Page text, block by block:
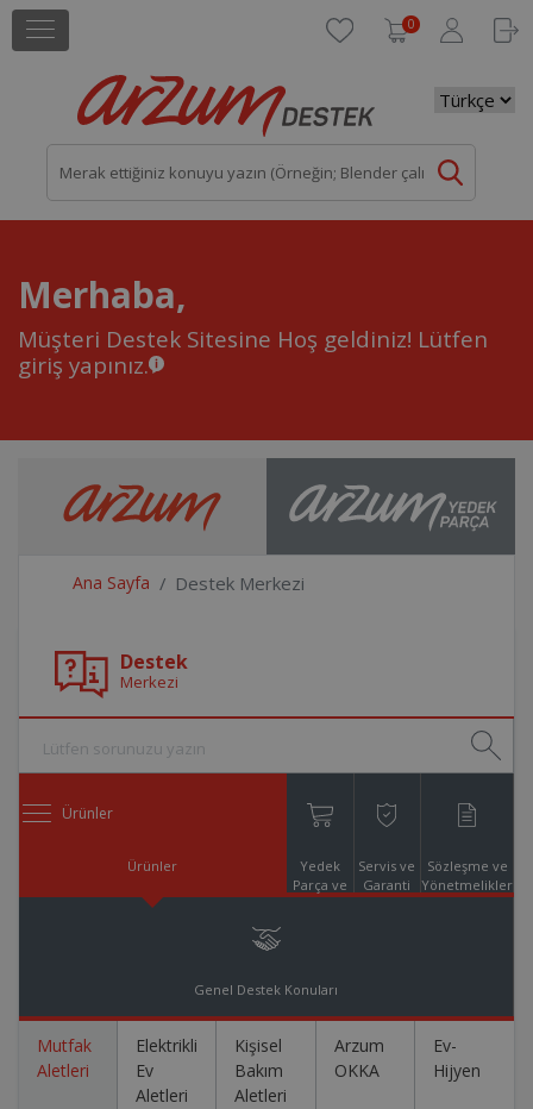
0
Merhaba,
Müşteri Destek Sitesine Hoş geldiniz! Lütfen
giriş yapınız.
Ana Sayfa Destek Merkezi
Destek
Merkezi
Ürünler
Ürünler
Yedek
Parça ve
Servis ve
Garanti
Sözleşme ve
Yönetmelikler
Genel Destek Konuları
Mutfak
Aletleri
Elektrikli
Ev
Aletleri
Kişisel
Bakım
Aletleri
Arzum
OKKA
Ev-
Hijyen